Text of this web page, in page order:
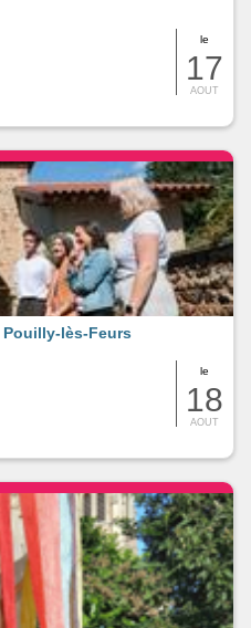
le
17
AOUT
le
18
AOUT
lès-Feurs